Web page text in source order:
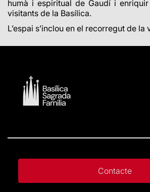
humà i espiritual de Gaudí i enriquir
visitants de la Basílica.
L’espai s’inclou en el recorregut de la
Contacte